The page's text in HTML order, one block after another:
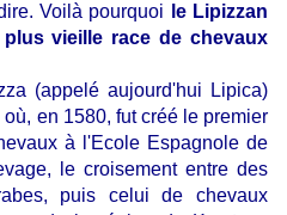
Voilà pourquoi
le Lipizzan
vieille race de chevaux
(appelé aujourd'hui Lipica)
en 1580, fut créé le premier
à l'Ecole Espagnole de
le croisement entre des
puis celui de chevaux